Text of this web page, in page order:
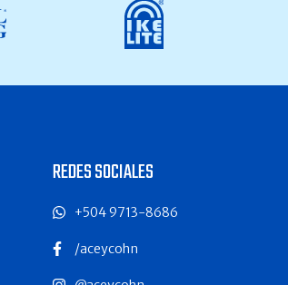
REDES SOCIALES
+504 9713-8686
/aceycohn